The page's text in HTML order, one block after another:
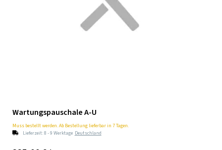
Wartungspauschale A-U
Muss bestellt werden. Ab Bestellung lieferbar in 7 Tagen.
Lieferzeit:8 - 9 Werktage Deutschland